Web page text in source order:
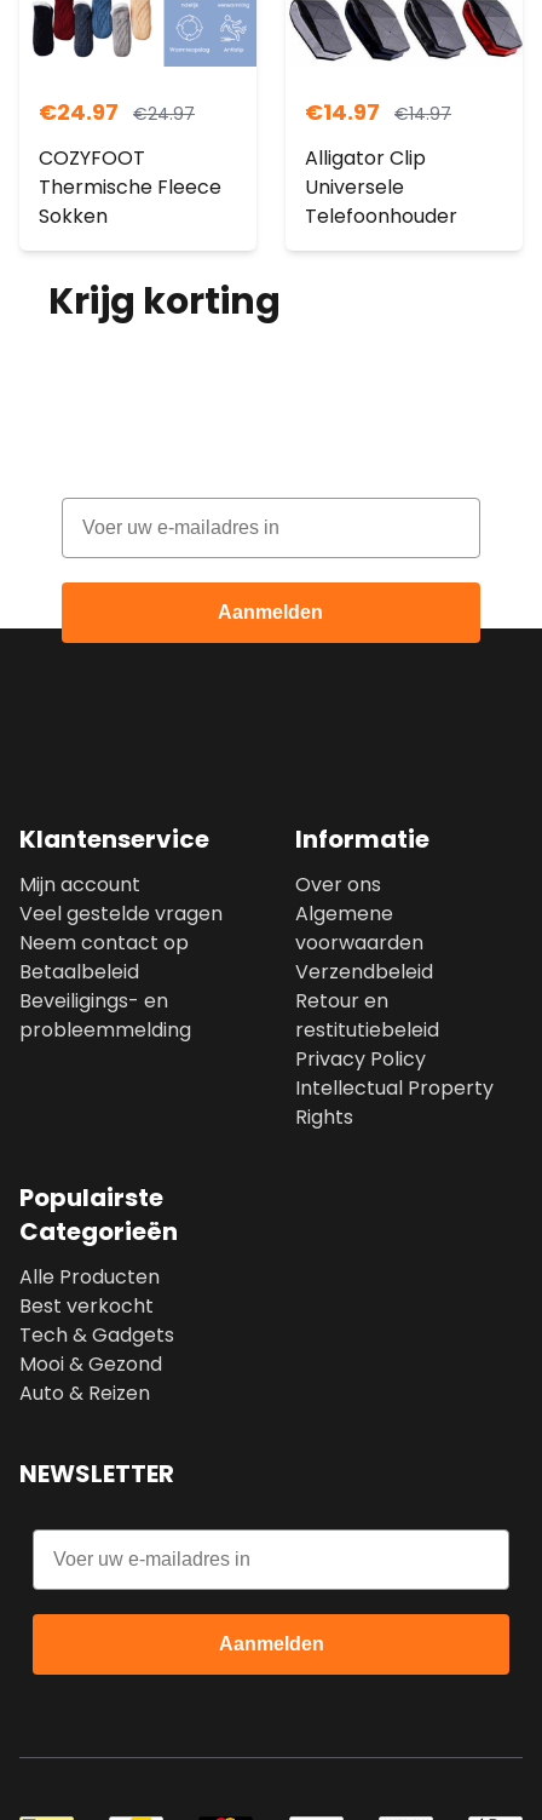
€24.97 €24.97
COZYFOOT
Thermische Fleece
Sokken
€14.97 €14.97
Alligator Clip
Universele
Telefoonhouder
Krijg korting
Email
Aanmelden
Klantenservice
Mijn account
Veel gestelde vragen
Neem contact op
Betaalbeleid
Beveiligings- en
probleemmelding
Informatie
Over ons
Algemene
voorwaarden
Verzendbeleid
Retour en
restitutiebeleid
Privacy Policy
Intellectual Property
Rights
Populairste
Categorieën
Alle Producten
Best verkocht
Tech & Gadgets
Mooi & Gezond
Auto & Reizen
NEWSLETTER
Email
Aanmelden